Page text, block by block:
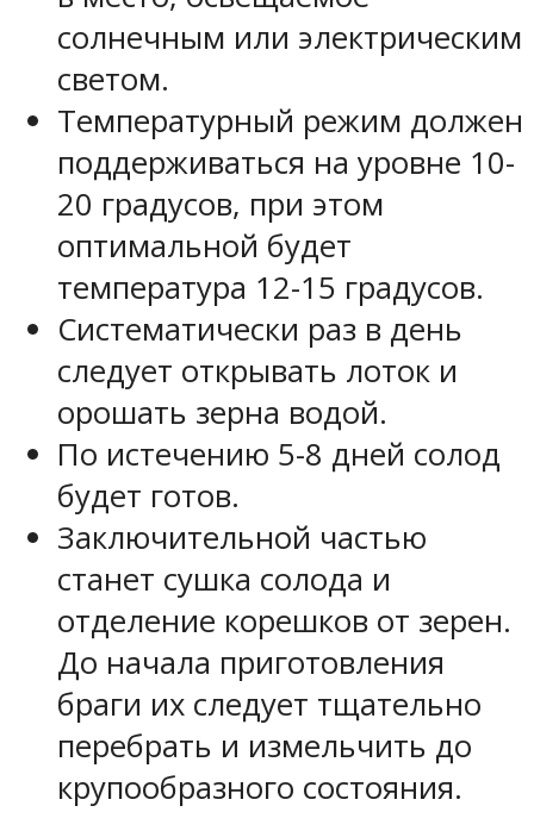
солнечным или электрическим
светом.
Температурный режим должен
поддерживаться на уровне 10-
20 градусов, при этом
оптимальной будет
температура 12-15 градусов.
Систематически раз в день
следует открывать лоток и
орошать зерна водой.
По истечению 5-8 дней солод
будет готов.
Заключительной частью
станет сушка солода и
отделение корешков от зерен.
До начала приготовления
браги их следует тщательно
перебрать и измельчить до
крупообразного состояния.